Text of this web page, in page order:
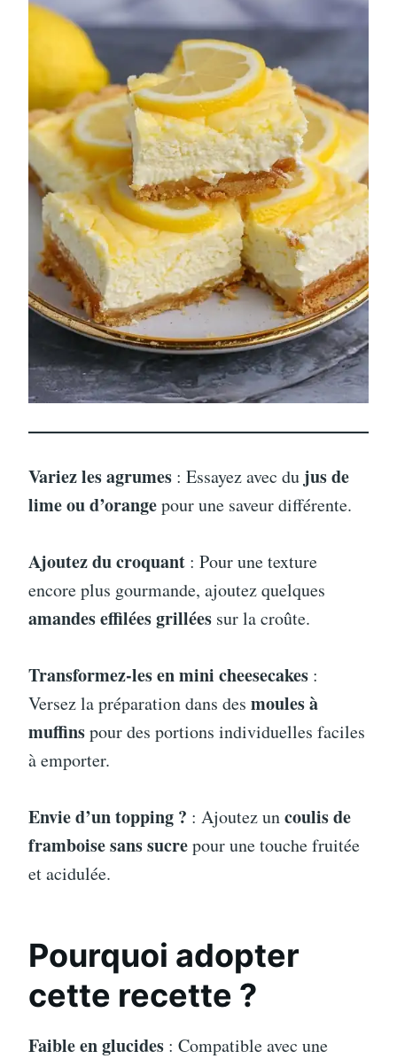
Variez les agrumes : Essayez avec du jus de
lime ou d’orangepour une saveur différente.
Ajoutez du croquant : Pour une texture
encore plus gourmande, ajoutez quelques
amandes effilées grillées sur la croûte.
Transformez-les en mini cheesecakes :
Versez la préparation dans des moules à
muffinspour des portions individuelles faciles
à emporter.
Envie d’un topping ? : Ajoutez uncoulis de
framboise sans sucrepour une touche fruitée
et acidulée.
Pourquoi adopter
cette recette ?
Faible en glucides : Compatible avec une